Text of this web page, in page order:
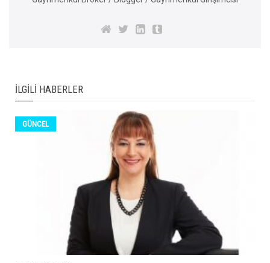
İLGILI HABERLER
GÜNCEL